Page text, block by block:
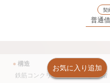
契
普通
● 構造
鉄筋コンクリート造 12戸 地上5階
お気に入り追加